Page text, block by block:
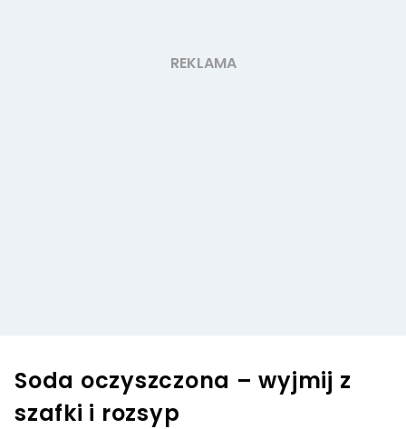
Soda oczyszczona – wyjmij z
szafki i rozsyp